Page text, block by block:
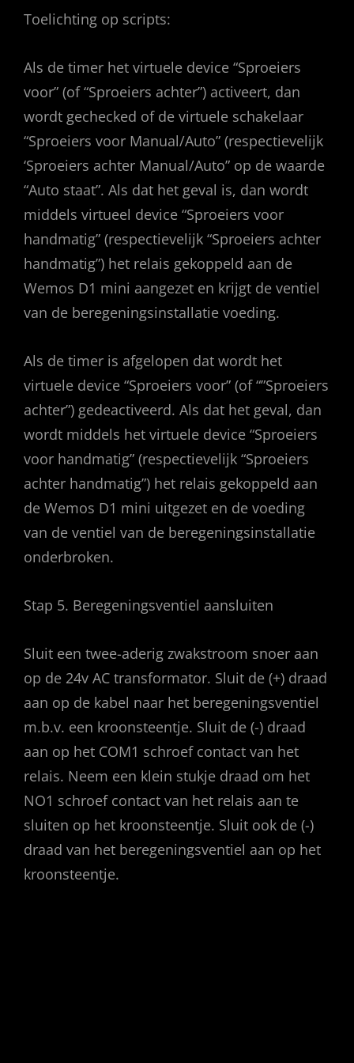
Toelichting op scripts:
Als de timer het virtuele device “Sproeiers
voor” (of “Sproeiers achter”) activeert, dan
wordt gechecked of de virtuele schakelaar
“Sproeiers voor Manual/Auto” (respectievelijk
‘Sproeiers achter Manual/Auto” op de waarde
“Auto staat”. Als dat het geval is, dan wordt
middels virtueel device “Sproeiers voor
handmatig” (respectievelijk “Sproeiers achter
handmatig”) het relais gekoppeld aan de
Wemos D1 mini aangezet en krijgt de ventiel
van de beregeningsinstallatie voeding.
Als de timer is afgelopen dat wordt het
virtuele device “Sproeiers voor” (of “”Sproeiers
achter”) gedeactiveerd. Als dat het geval, dan
wordt middels het virtuele device “Sproeiers
voor handmatig” (respectievelijk “Sproeiers
achter handmatig”) het relais gekoppeld aan
de Wemos D1 mini uitgezet en de voeding
van de ventiel van de beregeningsinstallatie
onderbroken.
Stap 5. Beregeningsventiel aansluiten
Sluit een twee-aderig zwakstroom snoer aan
op de 24v AC transformator. Sluit de (+) draad
aan op de kabel naar het beregeningsventiel
m.b.v. een kroonsteentje. Sluit de (-) draad
aan op het COM1 schroef contact van het
relais. Neem een klein stukje draad om het
NO1 schroef contact van het relais aan te
sluiten op het kroonsteentje. Sluit ook de (-)
draad van het beregeningsventiel aan op het
kroonsteentje.